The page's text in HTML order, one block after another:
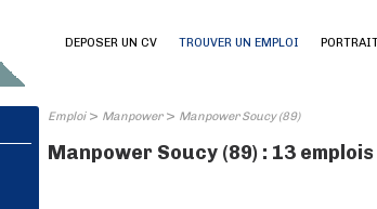
DEPOSER UN CV TROUVER UN EMPLOI
Emploi> Manpower> Manpower Soucy (89)
Manpower Soucy (89) : 13